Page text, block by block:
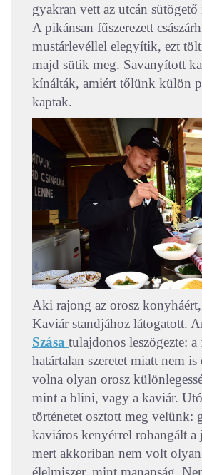
gyakran vett az utcán
A pikánsan fűszerezett
mustárlevéllel elegyítik, ezt
majd sütik meg. Savanyított
kínálták, amiért tőlünk külön
kaptak.
Aki rajong az orosz
Kaviár standjához látogatott.
Szása tulajdonos leszögezte:
határtalan szeretet miatt nem is
volna olyan orosz
mint a blini, vagy a kaviár.
történetet osztott meg velünk:
kaviáros kenyérrel rohangált a
mert akkoriban nem volt olyan
élelmiszer, mint manapság.